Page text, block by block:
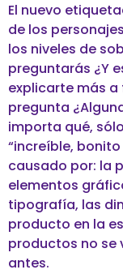
El nuevo
de los
los niveles de
preguntarás ¿Y
explicarte más
pregunta
importa qué,
“increíble,
causado por: la
elementos
tipografía, las
producto en la
productos no se
antes.